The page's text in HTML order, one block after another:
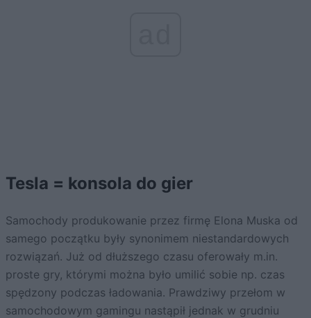
Tesla = konsola do gier
Samochody produkowanie przez firmę Elona Muska od
samego początku były synonimem niestandardowych
rozwiązań. Już od dłuższego czasu oferowały m.in.
proste gry, którymi można było umilić sobie np. czas
spędzony podczas ładowania. Prawdziwy przełom w
samochodowym gamingu nastąpił jednak w grudniu